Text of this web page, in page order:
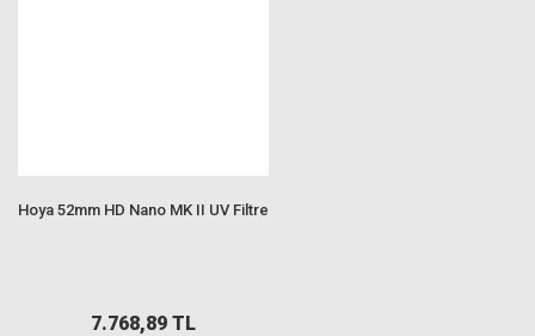
Hoya 52mm HD Nano MK II UV Filtre
7.768,89 TL